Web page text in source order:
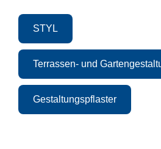
STYL
Terrassen- und
Gestaltungspflaster